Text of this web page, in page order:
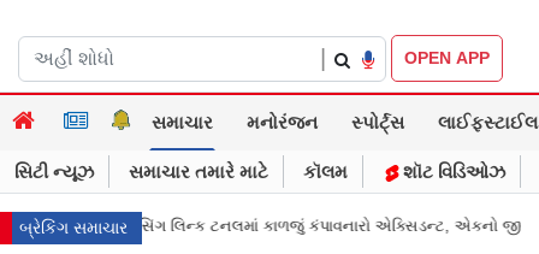
OPEN APP
સમાચાર મનોરંજન સ્પોર્ટ્સ લાઈફસ્ટાઈલ
સિટી ન્યૂઝ સમાચાર તમારે માટે કૉલમ શૉટ વિડિઓઝ
બ્રેકિંગ સમાચાર
એક્સિડન્ટ, એકનો જીવ ગયો Gujarat News: મોરબીમાં મેજિક! કૂવાનું પાણી